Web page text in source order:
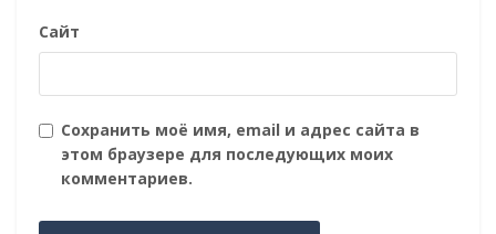
Сайт
Сохранить моё имя, email и адрес сайта в
этом браузере для последующих моих
комментариев.